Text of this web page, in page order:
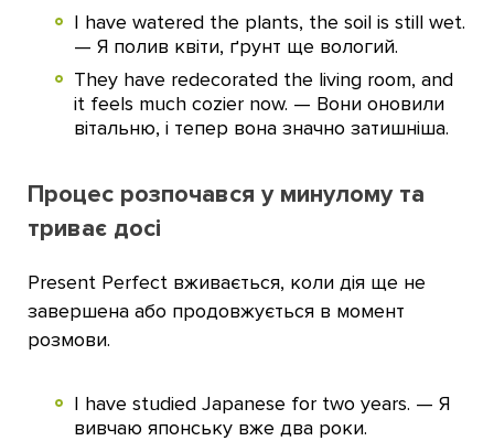
I have watered the plants, the soil is still wet.
— Я полив квіти, ґрунт ще вологий.
They have redecorated the living room, and
it feels much cozier now. — Вони оновили
вітальню, і тепер вона значно затишніша.
Процес розпочався у минулому та
триває досі
Present Perfect вживається, коли дія ще не
завершена або продовжується в момент
розмови.
I have studied Japanese for two years. — Я
вивчаю японську вже два роки.